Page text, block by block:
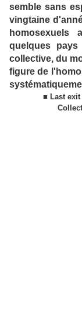
semble sans
vingtaine
homosexuels
quelques
collective, du
figure de
■ Last